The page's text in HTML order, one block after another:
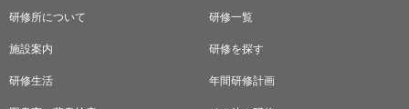
研修所について
施設案内
研修生活
研修一覧
研修を探す
年間研修計画